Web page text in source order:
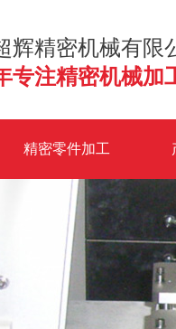
辉精密机械有限
专注精密机械加
精密零件加工